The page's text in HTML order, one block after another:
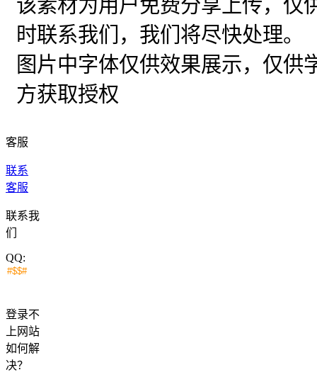
该素材为用户免费分享上传，仅
时联系我们，我们将尽快处理。
图片中字体仅供效果展示，仅供
方获取授权
客服
联系
客服
联系我
们
QQ:
登录不
上网站
如何解
决？